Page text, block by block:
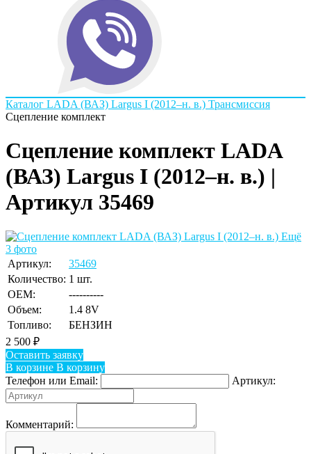
Каталог LADA (ВАЗ) Largus I (2012–н. в.) Трансмиссия
Сцепление комплект
Сцепление комплект LADA
(ВАЗ) Largus I (2012–н. в.) |
Артикул 35469
Ещё
3 фото
Артикул:
35469
Количество: 1 шт.
OEM:
----------
Объем:
1.4 8V
Топливо:
БЕНЗИН
2 500 ₽
Оставить заявку
В корзине В корзину
Телефон или Email:
Артикул:
Комментарий: